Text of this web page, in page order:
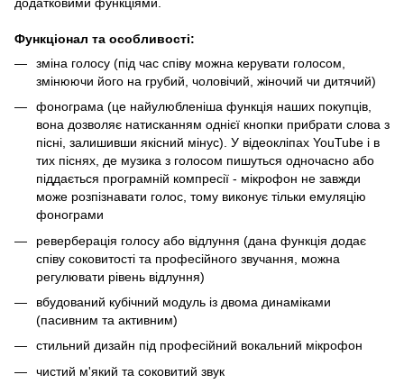
Функціонал та особливості:
зміна голосу (під час співу можна керувати голосом,
змінюючи його на грубий, чоловічий, жіночий чи дитячий)
фонограма (це найулюбленіша функція наших покупців,
вона дозволяє натисканням однієї кнопки прибрати слова з
пісні, залишивши якісний мінус). У відеокліпах YouTube і в
тих піснях, де музика з голосом пишуться одночасно або
піддається програмній компресії - мікрофон не завжди
може розпізнавати голос, тому виконує тільки емуляцію
фонограми
реверберація голосу або відлуння (дана функція додає
співу соковитості та професійного звучання, можна
регулювати рівень відлуння)
вбудований кубічний модуль із двома динаміками
(пасивним та активним)
стильний дизайн під професійний вокальний мікрофон
чистий м'який та соковитий звук